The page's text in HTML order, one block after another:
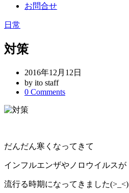
お問合せ
日常
対策
2016年12月12日
by ito staff
0 Comments
だんだん寒くなってきて
インフルエンザやノロウイルスが
流行る時期になってきました(>_<)